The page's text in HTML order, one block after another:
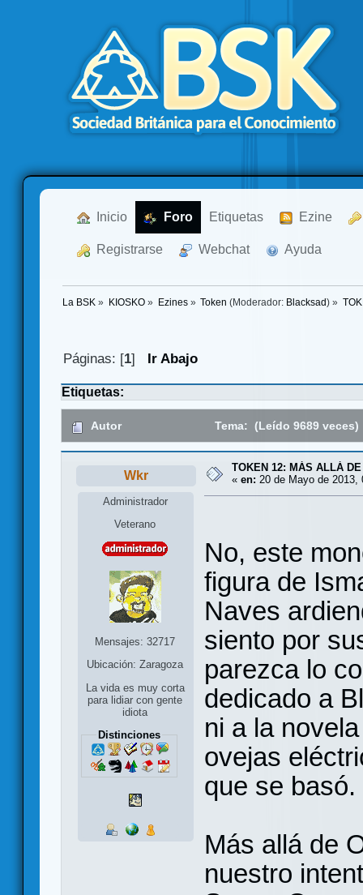
Inicio Foro Etiquetas Ezine
Registrarse Webchat Ayuda
La BSK » KIOSKO» Ezines» Token (Moderador: Blacksad ) »
Páginas: [1] Ir Abajo
Etiquetas:
Autor Tema: (Leído 9689 veces)
Wkr
Administrador
Veterano
Mensajes: 32717
Ubicación: Zaragoza
La vida es muy corta
para lidiar con gente
idiota
Distinciones
TOKEN 12: MÁS ALLÁ DE
« en: 20 de Mayo de 2013,
No, este
figura de
Naves
siento por
parezca lo
dedicado a
ni a la
ovejas
que se basó.
Más allá de
nuestro